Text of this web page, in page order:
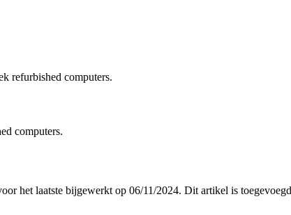
refurbished computers.
computers.
het laatste bijgewerkt op 06/11/2024. Dit artikel is